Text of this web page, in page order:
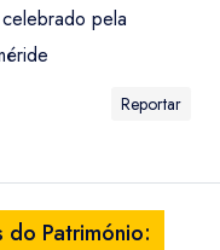
pela
Reportar
do Património: